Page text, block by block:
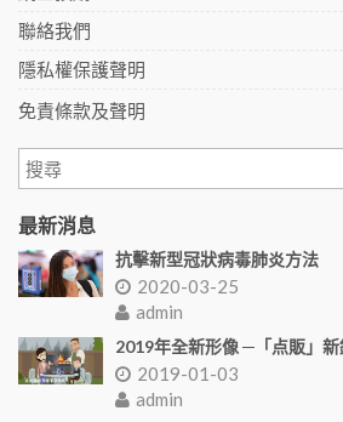
聯絡我們
隱私權保護聲明
免責條款及聲明
最新消息
抗擊新型冠狀病毒肺炎方法
2020-03-25
admin
2019年全新形像 ─「点販」
2019-01-03
admin